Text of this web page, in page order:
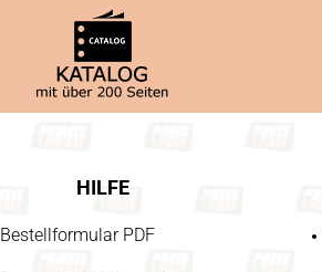
HILFE
Bestellformular PDF